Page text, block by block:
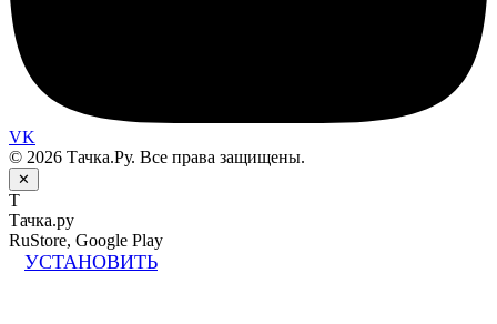
VK
© 2026 Тачка.Ру. Все права защищены.
✕
Т
Тачка.ру
RuStore, Google Play
УСТАНОВИТЬ